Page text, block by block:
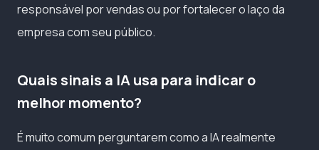
responsável por vendas ou por fortalecer o laço da
empresa com seu público.
Quais sinais a IA usa para indicar o
melhor momento?
É muito comum perguntarem como a IA realmente